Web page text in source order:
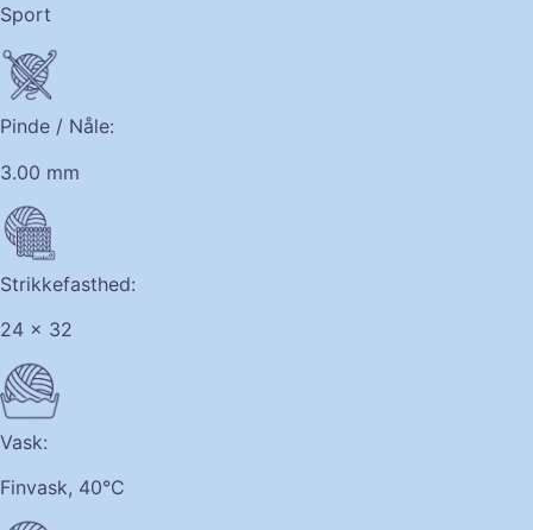
Sport
Pinde / Nåle:
3.00 mm
Strikkefasthed:
24 x 32
Vask:
Finvask, 40°C